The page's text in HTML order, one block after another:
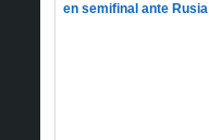
en semifinal ante Rusia